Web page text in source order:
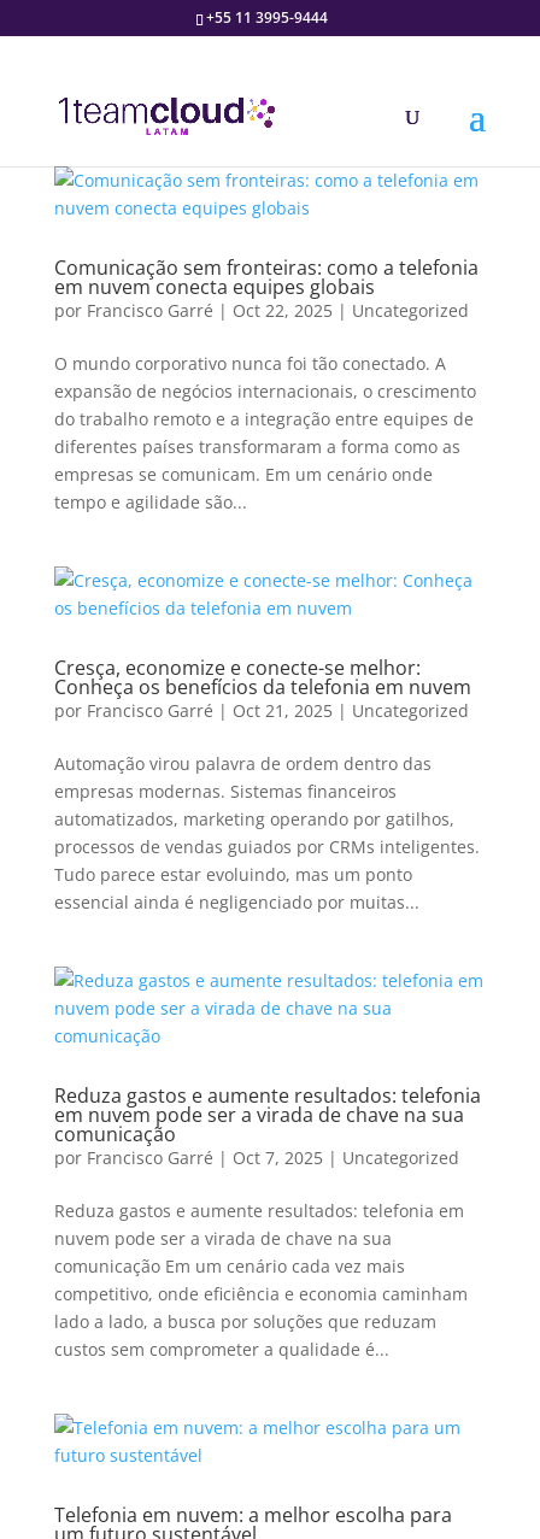
+55 11 3995-9444
Comunicação sem fronteiras: como a telefonia
em nuvem conecta equipes globais
por Francisco Garré | Oct 22, 2025| Uncategorized
O mundo corporativo nunca foi tão conectado. A
expansão de negócios internacionais, o crescimento
do trabalho remoto e a integração entre equipes de
diferentes países transformaram a forma como as
empresas se comunicam. Em um cenário onde
tempo e agilidade são...
Cresça, economize e conecte-se melhor:
Conheça os benefícios da telefonia em nuvem
por Francisco Garré | Oct 21, 2025| Uncategorized
Automação virou palavra de ordem dentro das
empresas modernas. Sistemas financeiros
automatizados, marketing operando por gatilhos,
processos de vendas guiados por CRMs inteligentes.
Tudo parece estar evoluindo, mas um ponto
essencial ainda é negligenciado por muitas...
Reduza gastos e aumente resultados: telefonia
em nuvem pode ser a virada de chave na sua
comunicação
por Francisco Garré | Oct 7, 2025| Uncategorized
Reduza gastos e aumente resultados: telefonia em
nuvem pode ser a virada de chave na sua
comunicação Em um cenário cada vez mais
competitivo, onde eficiência e economia caminham
lado a lado, a busca por soluções que reduzam
custos sem comprometer a qualidade é...
Telefonia em nuvem: a melhor escolha para